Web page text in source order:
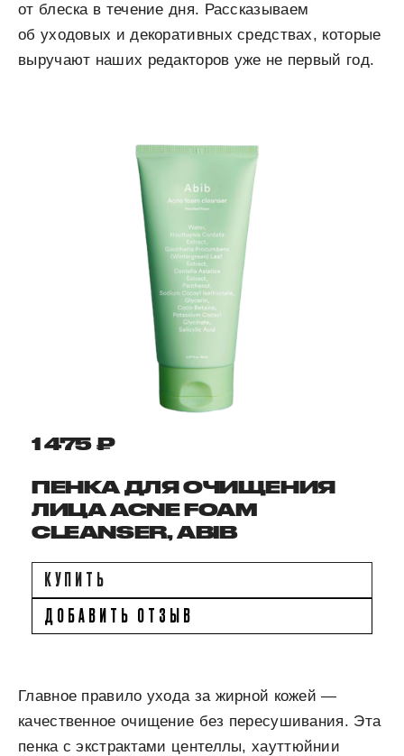
от блеска в течение дня. Рассказываем
об уходовых и декоративных средствах, которые
выручают наших редакторов уже не первый год.
1 475 ₽
ПЕНКА ДЛЯ ОЧИЩЕНИЯ
ЛИЦА ACNE FOAM
CLEANSER, ABIB
КУПИТЬ
ДОБАВИТЬ ОТЗЫВ
Главное правило ухода за жирной кожей —
качественное очищение без пересушивания. Эта
пенка с экстрактами центеллы, хауттюйнии